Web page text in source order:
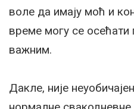
воле да имају моћ и
време могу се осећати
важним.
Дакле, није